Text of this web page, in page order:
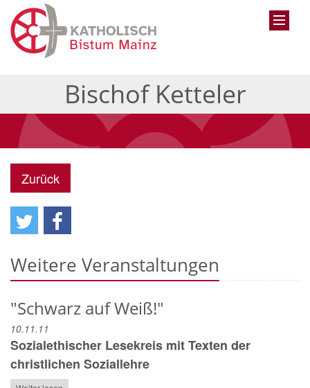
Bischof Ketteler
Zurück
Weitere Veranstaltungen
"Schwarz auf Weiß!"
10.11.11
Sozialethischer Lesekreis mit Texten der
christlichen Soziallehre